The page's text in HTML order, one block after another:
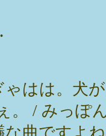
はは。犬
。 / みっぽ
な曲ですよ